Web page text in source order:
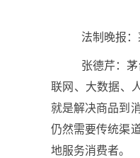
法制晚报
张德芹：
联网、大数据、
就是解决商品到
仍然需要传统渠
地服务消费者。